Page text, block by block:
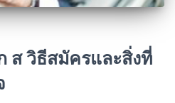
ส วิธีสมัครและสิ่งที่